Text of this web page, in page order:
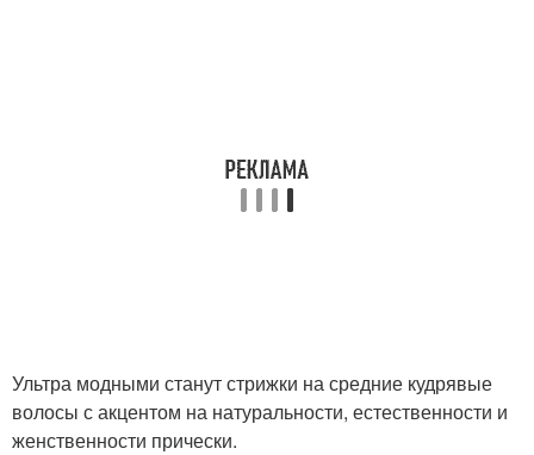
непослушных волос
Ультра модными станут стрижки на средние кудрявые
волосы с акцентом на натуральности, естественности и
женственности прически.